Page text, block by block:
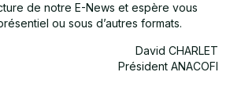
de notre E-News et espère vous
ou sous d’autres formats.
David CHARLET
Président ANACOFI